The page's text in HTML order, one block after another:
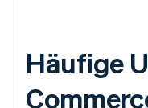
Häufige